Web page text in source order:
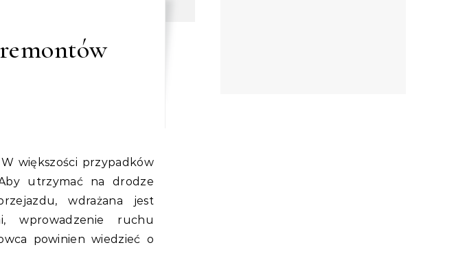
utrzymać na drodze
wdrażana jest
wprowadzenie ruchu
powinien wiedzieć o